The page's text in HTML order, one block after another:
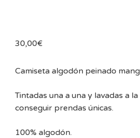
30,00€
Camiseta algodón peinado
Tintadas una a una y lavadas a
conseguir prendas únicas.
100% algodón.